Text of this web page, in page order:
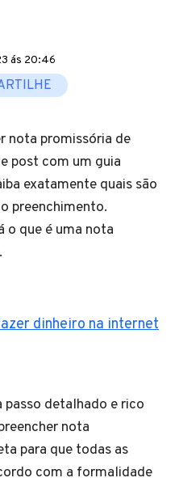
ás 20:46
nota promissória de
post com um guia
exatamente quais são
preenchimento.
o que é uma nota
dinheiro na internet
passo detalhado e rico
nota
para que todas as
com a formalidade